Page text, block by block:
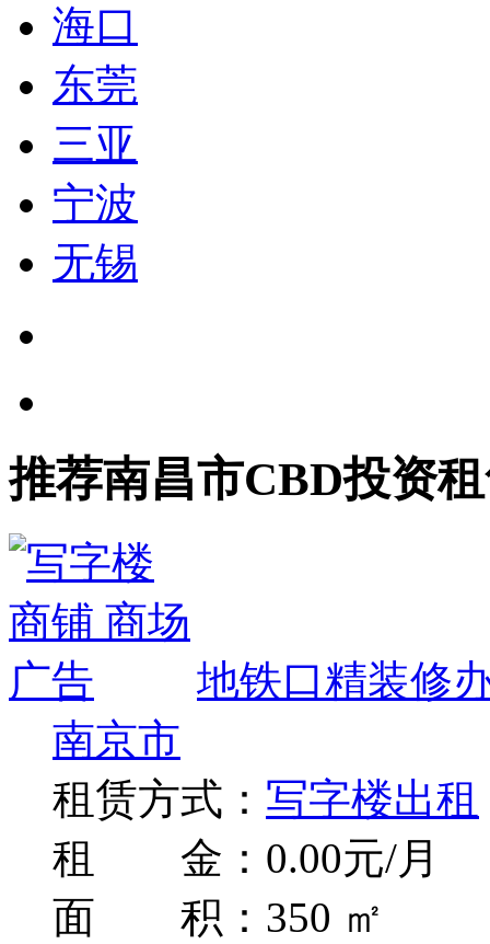
海口
东莞
三亚
宁波
无锡
推荐南昌市CBD投资
地铁口精装修
南京市
租赁方式： 写字楼出租
租 金：0.00元/月
面 积：350 ㎡